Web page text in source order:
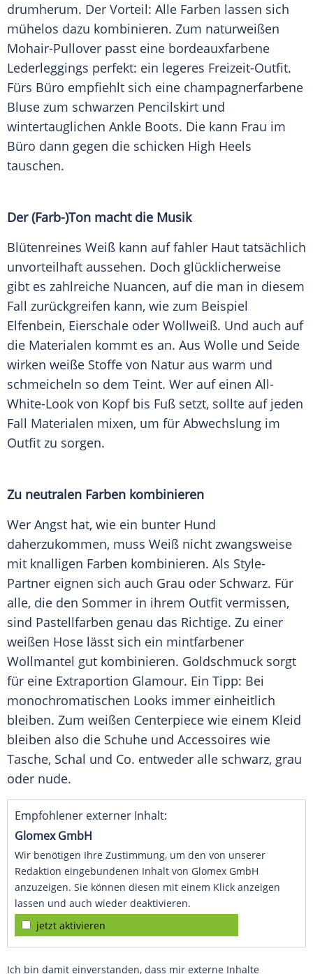
drumherum. Der Vorteil: Alle Farben lassen sich
mühelos dazu kombinieren. Zum naturweißen
Mohair-Pullover passt eine bordeauxfarbene
Lederleggings perfekt: ein legeres Freizeit-Outfit.
Fürs Büro empfiehlt sich eine champagnerfarbene
Bluse zum schwarzen Pencilskirt und
wintertauglichen Ankle Boots. Die kann Frau im
Büro dann gegen die schicken High Heels
tauschen.
Der (Farb-)Ton macht die Musik
Blütenreines Weiß kann auf fahler Haut tatsächlich
unvorteilhaft aussehen. Doch glücklicherweise
gibt es zahlreiche Nuancen, auf die man in diesem
Fall zurückgreifen kann, wie zum Beispiel
Elfenbein, Eierschale oder Wollweiß. Und auch auf
die Materialen kommt es an. Aus Wolle und Seide
wirken weiße Stoffe von Natur aus warm und
schmeicheln so dem Teint. Wer auf einen All-
White-Look von Kopf bis Fuß setzt, sollte auf jeden
Fall Materialen mixen, um für Abwechslung im
Outfit zu sorgen.
Zu neutralen Farben kombinieren
Wer Angst hat, wie ein bunter Hund
daherzukommen, muss Weiß nicht zwangsweise
mit knalligen Farben kombinieren. Als Style-
Partner eignen sich auch Grau oder Schwarz. Für
alle, die den Sommer in ihrem Outfit vermissen,
sind Pastellfarben genau das Richtige. Zu einer
weißen Hose lässt sich ein mintfarbener
Wollmantel gut kombinieren. Goldschmuck sorgt
für eine Extraportion Glamour. Ein Tipp: Bei
monochromatischen Looks immer einheitlich
bleiben. Zum weißen Centerpiece wie einem Kleid
bleiben also die Schuhe und Accessoires wie
Tasche, Schal und Co. entweder alle schwarz, grau
oder nude.
Empfohlener externer Inhalt:
Glomex GmbH
Wir benötigen Ihre Zustimmung, um den von unserer
Redaktion eingebundenen Inhalt von Glomex GmbH
anzuzeigen. Sie können diesen mit einem Klick anzeigen
lassen und auch wieder deaktivieren.
jetzt aktivieren
Ich bin damit einverstanden, dass mir externe Inhalte